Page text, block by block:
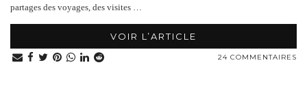
partages des voyages, des visites …
VOIR L’ARTICLE
24 COMMENTAIRES